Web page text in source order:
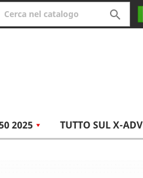

2025 TUTTO SUL X-ADV